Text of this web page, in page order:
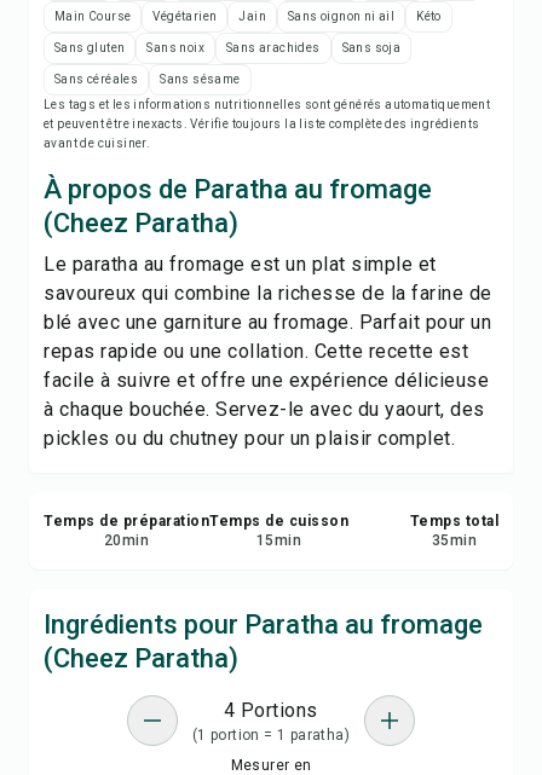
Partager
Signaler
Main Course Végétarien Jain Sans oignon ni ail Kéto
Sans gluten Sans noix Sans arachides Sans soja
Sans céréales
Sans sésame
Les tags et les informations nutritionnelles sont générés automatiquement
et peuvent être inexacts. Vérifie toujours la liste complète des ingrédients
avant de cuisiner.
À propos de Paratha au fromage
(Cheez Paratha)
Le paratha au fromage est un plat simple et
savoureux qui combine la richesse de la farine de
blé avec une garniture au fromage. Parfait pour un
repas rapide ou une collation. Cette recette est
facile à suivre et offre une expérience délicieuse
à chaque bouchée. Servez-le avec du yaourt, des
pickles ou du chutney pour un plaisir complet.
Temps de préparation
20min
Temps de cuisson
15min
Temps total
35min
Ingrédients pour Paratha au fromage
(Cheez Paratha)
4 Portions
(1 portion = 1 paratha)
Mesurer en